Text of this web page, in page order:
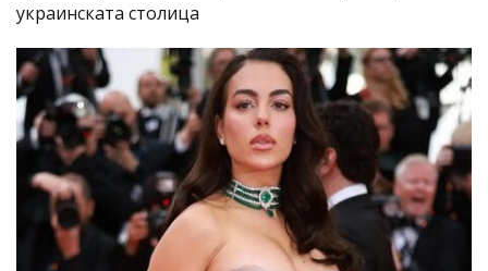
украинската столица